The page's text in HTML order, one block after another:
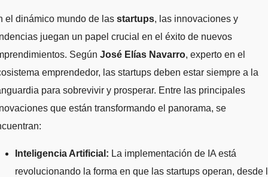
el dinámico mundo de las startups, las innovaciones y
juegan un papel crucial en el éxito de nuevos
Según José Elías Navarro, experto en el
emprendedor, las startups deben estar siempre a la
para sobrevivir y prosperar. Entre las principales
que están transformando el panorama, se
Inteligencia Artificial: La implementación de IA está
revolucionando la forma en que las startups operan, desde